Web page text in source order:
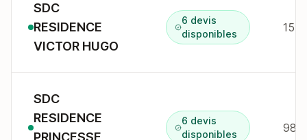
SDC
RESIDENCE
VICTOR HUGO
6 devis
disponibles
15
SDC
RESIDENCE
PRINCESSE
6 devis
disponibles
98